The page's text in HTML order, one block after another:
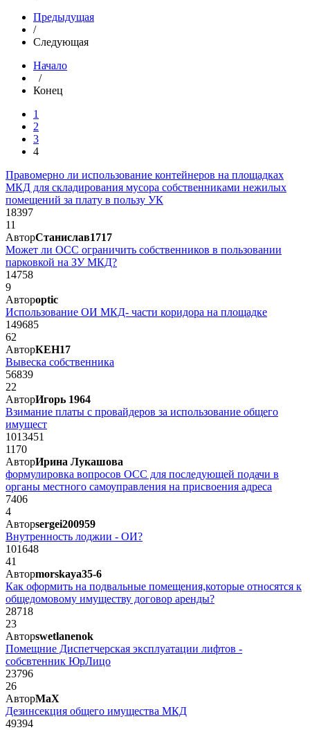
Предыдущая
/
Следующая
Начало
/
Конец
1
2
3
4
Правомерно ли использование контейнеров на площадках
МКД для складирования мусора собственниками нежилых
помещений за плату в пользу УК
18397
11
АвторСтанислав1717
Может ли ОСС ограничить собственников в пользовании
парковкой на ЗУ МКД?
14758
9
Авторoptic
Использование ОИ МКД- части коридора на площадке
149685
62
АвторКЕН17
Вывеска собственника
56839
22
АвторИгорь 1964
Взимание платы с провайдеров за использование общего
имущест
1013451
1170
АвторИрина Лукашова
формулировка вопросов ОСС для последующей подачи в
органы местного самоуправления на присвоения адреса
7406
4
Авторsergei200959
Внутренность лоджии - ОИ?
101648
41
Авторmorskaya35-6
Как оформить на подвальные помещения,которые относятся к
общедомовому имуществу договор аренды?
28718
23
Авторswetlanenok
Помещние Диспетчерская эксплуатации лифтов -
собсвтенник ЮрЛицо
23796
26
АвторMaX
Дезинсекция общего имущества МКД
49394